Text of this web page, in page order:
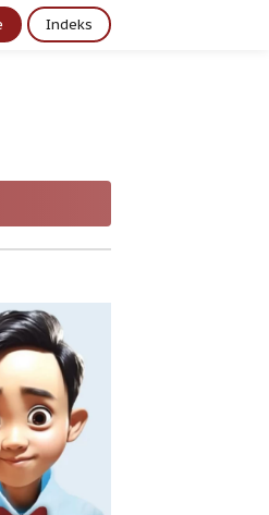
Indeks